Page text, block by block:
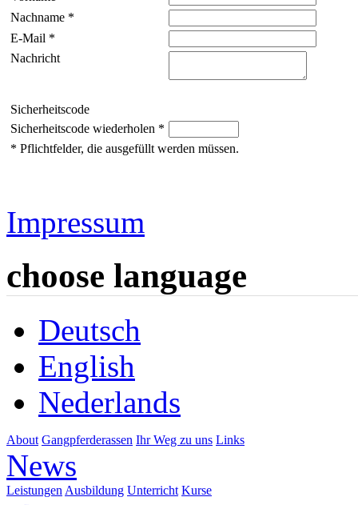
Nachname *
E-Mail *
Nachricht
Sicherheitscode
Sicherheitscode wiederholen *
* Pflichtfelder, die ausgefüllt werden müssen.
Impressum
choose language
Deutsch
English
Nederlands
About Gangpferderassen Ihr Weg zu uns Links
News
Leistungen Ausbildung Unterricht Kurse